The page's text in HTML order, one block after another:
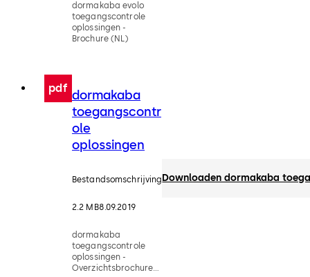
dormakaba evolo
toegangscontrole
oplossingen -
Brochure (NL)
pdf dormakaba
toegangscontr
ole
oplossingen
Bestandsomschrijving
2.2 MB8.09.2019
dormakaba
toegangscontrole
oplossingen -
Overzichtsbrochure
Downloaden dormakaba